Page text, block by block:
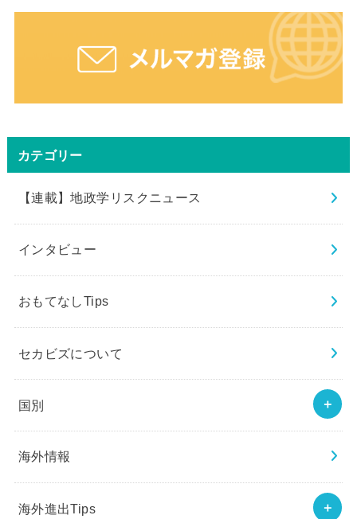
カテゴリー
【連載】地政学リスクニュース
インタビュー
おもてなしTips
セカビズについて
国別
海外情報
海外進出Tips